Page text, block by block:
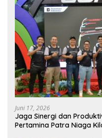
Juni 17, 2026
Jaga Sinergi dan
Pertamina Patra Niaga